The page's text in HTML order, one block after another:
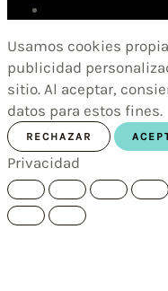
Usamos cookies
publicidad
sitio. Al aceptar,
datos para estos fines.
RECHAZAR
Privacidad